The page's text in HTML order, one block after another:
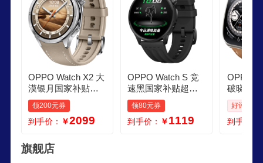
OPPO Watch X2 大
漠银月国家补贴全
智能手表运动健康e
SIM电话手表 钛合
金表圈oppo手表京
领200元券
到手价： ￥2099
OPPO Watch S 竞
速黑国家补贴超薄
设计 AI 运动教练 op
po智能手表男女运
动手表防水 京东自
领80元券
到手价： ￥1119
OPPO
破晓棕
智能手
手表
送礼
好评率:
到手价：
旗舰店